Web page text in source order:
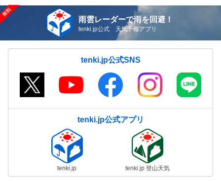
雨雲レーダーで雨を回避！
tenki.jp公式 天気予報アプリ
tenki.jp公式SNS
tenki.jp公式アプリ
tenki.jp tenki.jp 登山天気